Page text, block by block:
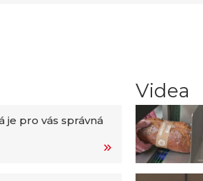
je pro vás správná
Videa